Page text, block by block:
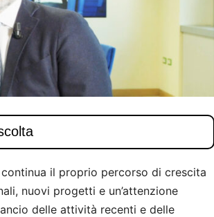
il proprio percorso di crescita
nuovi progetti e un’attenzione
delle attività recenti e delle